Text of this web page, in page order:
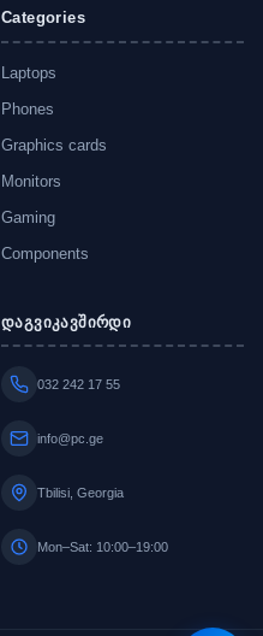
Categories
Laptops
Phones
Graphics cards
Monitors
Gaming
Components
დაგვიკავშირდი
032 242 17 55
info@pc.ge
Tbilisi, Georgia
Mon–Sat: 10:00–19:00